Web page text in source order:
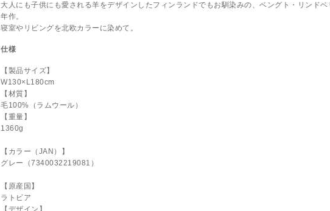
大人にも子供にも愛される羊をデザインしたフィンランドでもお馴染みの、ベングト・リンド
年作。
寝室やリビングを北欧カラーに染めて。
仕様
【製品サイズ】
W130×L180cm
【材質】
毛100%（ラムウール）
【重量】
1360g
【カラー（JAN）】
グレー（7340032219081）
【原産国】
ラトビア
【デザイン】